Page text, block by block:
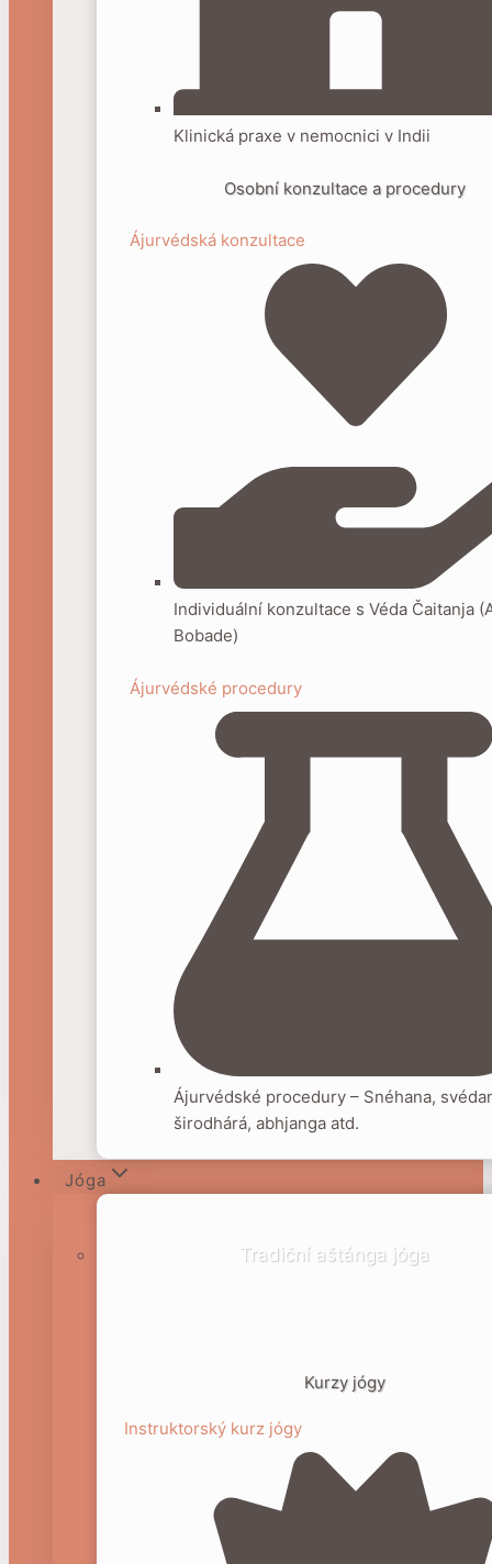
Klinická praxe v nemocnici v Indii
Osobní konzultace a procedury
Ájurvédská konzultace
Individuální konzultace s Véda Čaitanja
Bobade)
Ájurvédské procedury
Ájurvédské procedury – Snéhana,
širodhárá, abhjanga atd.
Jóga
Tradiční aštánga jóga
Kurzy jógy
Instruktorský kurz jógy